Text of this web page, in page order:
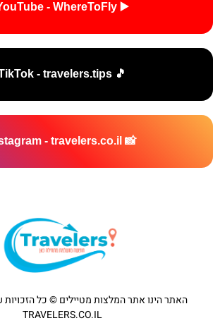
▶️ YouTube - WhereToFly
🎵 TikTok - travelers.tips
📸 Instagram - travelers.co.il
האתר הינו אתר המלצות מטיילים © כל הזכויות
TRAVELERS.CO.IL